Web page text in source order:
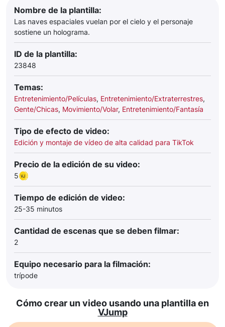
Nombre de la plantilla:
Las naves espaciales vuelan por el cielo y el personaje
sostiene un holograma.
ID de la plantilla:
23848
Temas:
Entretenimiento/Películas, Entretenimiento/Extraterrestres,
Gente/Chicas, Movimiento/Volar, Entretenimiento/Fantasía
Tipo de efecto de video:
Edición y montaje de vídeo de alta calidad para TikTok
Precio de la edición de su video:
5
Tiempo de edición de video:
25-35 minutos
Cantidad de escenas que se deben filmar:
2
Equipo necesario para la filmación:
trípode
Cómo crear un video usando una plantilla en
VJump